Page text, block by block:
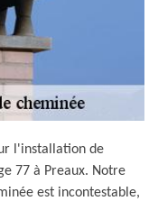
l'installation de
77 à Preaux. Notre
est incontestable,